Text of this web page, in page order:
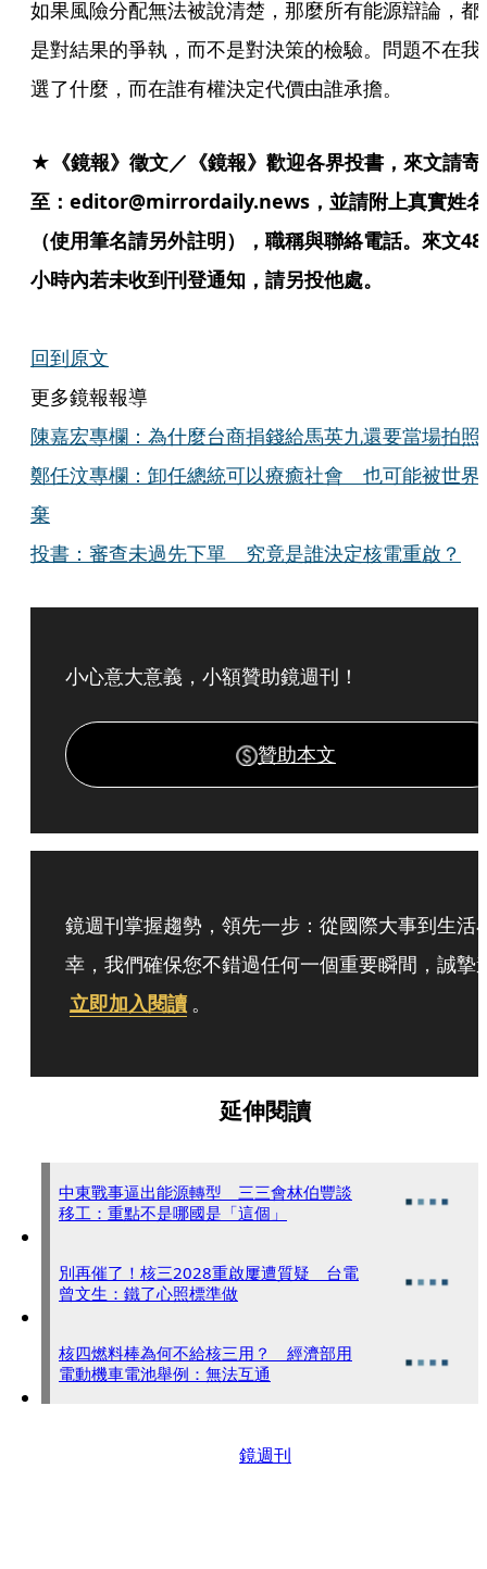
如果風險分配無法被說清楚，那麼所有能源辯論，都
是對結果的爭執，而不是對決策的檢驗。問題不在我
選了什麼，而在誰有權決定代價由誰承擔。
★《鏡報》徵文／《鏡報》歡迎各界投書，來文請寄
至：editor@mirrordaily.news，並請附上真實姓名
（使用筆名請另外註明），職稱與聯絡電話。來文48
小時內若未收到刊登通知，請另投他處。
回到原文
更多鏡報報導
陳嘉宏專欄：為什麼台商捐錢給馬英九還要當場拍照
鄭任汶專欄：卸任總統可以療癒社會 也可能被世界
棄
投書：審查未過先下單 究竟是誰決定核電重啟？
小心意大意義，小額贊助鏡週刊！
贊助本文
鏡週刊掌握趨勢，領先一步：從國際大事到生活
幸，我們確保您不錯過任何一個重要瞬間，誠摯
立即加入閱讀 。
延伸閱讀
中東戰事逼出能源轉型 三三會林伯豐談
移工：重點不是哪國是「這個」
別再催了！核三2028重啟屢遭質疑 台電
曾文生：鐵了心照標準做
核四燃料棒為何不給核三用？ 經濟部用
電動機車電池舉例：無法互通
鏡週刊